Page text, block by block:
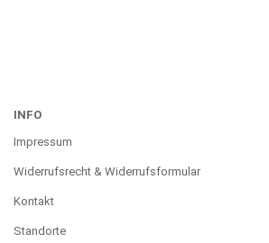
INFO
Impressum
Widerrufsrecht & Widerrufsformular
Kontakt
Standorte